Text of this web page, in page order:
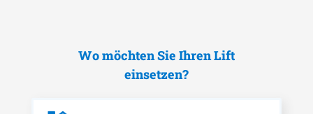
Wo möchten Sie Ihren Lift
einsetzen?